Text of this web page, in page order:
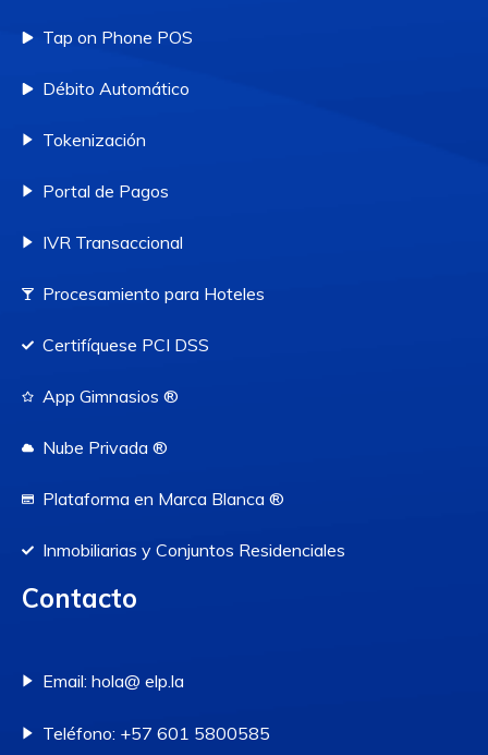
Tap on Phone POS
Débito Automático
Tokenización
Portal de Pagos
IVR Transaccional
Procesamiento para Hoteles
Certifíquese PCI DSS
App Gimnasios ®
Nube Privada ®
Plataforma en Marca Blanca ®
Inmobiliarias y Conjuntos Residenciales
Contacto
Email: hola@ elp.la
Teléfono: +57 601 5800585